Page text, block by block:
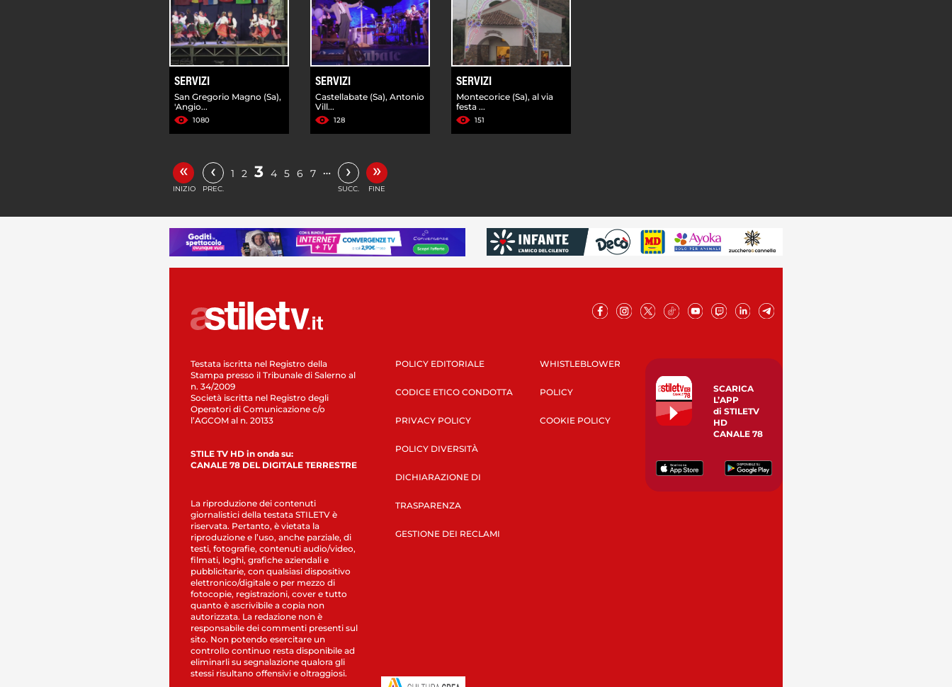
SERVIZI
San Gregorio Magno (Sa),
'Angio...
1080
SERVIZI
Castellabate (Sa), Antonio
Vill...
128
SERVIZI
Montecorice (Sa), al via
festa ...
151
«
INIZIO
‹
PREC.
1 2 3 4 5 6 7 … ›
SUCC.
»
FINE
Testata iscritta nel Registro della
Stampa presso il Tribunale di Salerno al
n. 34/2009
Società iscritta nel Registro degli
Operatori di Comunicazione c/o
l’AGCOM al n. 20133
STILE TV HD in onda su:
CANALE 78 DEL DIGITALE TERRESTRE
La riproduzione dei contenuti
giornalistici della testata STILETV è
riservata. Pertanto, è vietata la
riproduzione e l’uso, anche parziale, di
testi, fotografie, contenuti audio/video,
filmati, loghi, grafiche aziendali e
pubblicitarie, con qualsiasi dispositivo
elettronico/digitale o per mezzo di
fotocopie, registrazioni, cover e tutto
quanto è ascrivibile a copia non
autorizzata. La redazione non è
responsabile dei commenti presenti sul
sito. Non potendo esercitare un
controllo continuo resta disponibile ad
eliminarli su segnalazione qualora gli
stessi risultano offensivi e oltraggiosi.
POLICY EDITORIALE
CODICE ETICO CONDOTTA
PRIVACY POLICY
POLICY DIVERSITÀ
DICHIARAZIONE DI
TRASPARENZA
GESTIONE DEI RECLAMI
WHISTLEBLOWER
POLICY
COOKIE POLICY
SCARICA
L’APP
di STILETV
HD
CANALE 78